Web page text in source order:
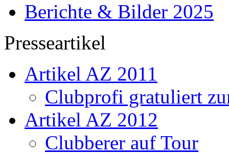
Berichte & Bilder 2025
Presseartikel
Artikel AZ 2011
Clubprofi gratuliert
Artikel AZ 2012
Clubberer auf Tour